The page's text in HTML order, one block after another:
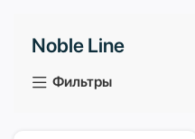
3 продукта
Noble Line
Фильтры